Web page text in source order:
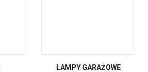
LAMPY GARAŻOWE